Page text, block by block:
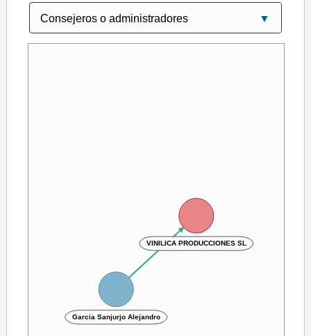
VINILICA PRODUCCIONES SL
Garcia Sanjurjo Alejandro